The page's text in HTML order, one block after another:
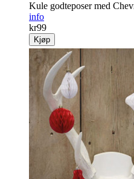
Kule godteposer med
info
kr99
Kjøp